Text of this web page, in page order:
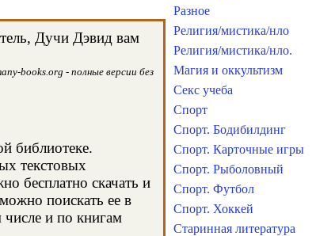
Дучи Дэвид вам
books.org - полные версии без
библиотеке.
текстовых
бесплатно скачать и
поискать ее в
и по книгам
Разное
Религия/мистика/нло
Религия/мистика/нло.
Магия и оккультизм
Секс учеба
Спорт
Спорт. Бодибилдинг
Спорт. Карточные игры
Спорт. Рыболовный
Спорт. Футбол
Спорт. Хоккей
Старинная литература